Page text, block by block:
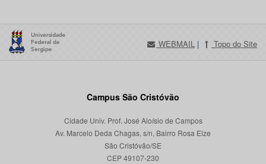
WEBMAIL | Topo do Site
Campus São Cristóvão
Cidade Univ. Prof. José Aloísio de Campos
Av. Marcelo Deda Chagas, s/n, Bairro Rosa Elze
São Cristóvão/SE
CEP 49107-230